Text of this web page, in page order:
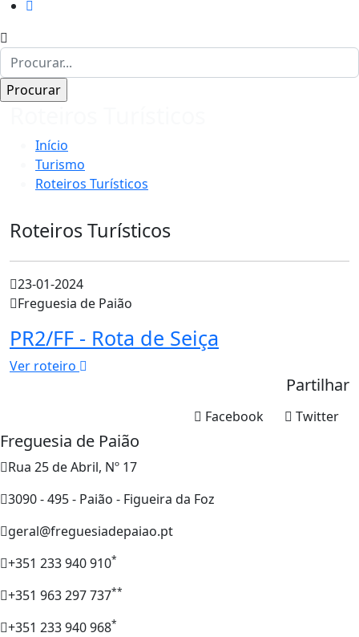
Início
Turismo
Roteiros Turísticos
Roteiros Turísticos
23-01-2024
Freguesia de Paião
PR2/FF - Rota de Seiça
Ver roteiro
Partilhar
Twitter
Facebook
Freguesia de Paião
Rua 25 de Abril, Nº 17
3090 - 495 - Paião - Figueira da Foz
geral@freguesiadepaiao.pt
+351 233 940 910*
+351 963 297 737**
+351 233 940 968*